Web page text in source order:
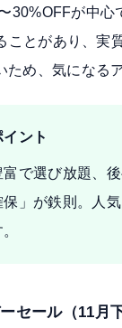
30%OFFが中心
ことがあり、実
ため、気になる
ント
で選び放題、
」が鉄則。人
セール（11月下